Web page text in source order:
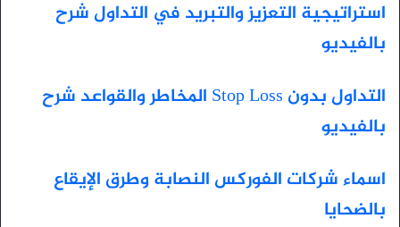
استراتيجية التعزيز والتبريد في التداول شرح
بالفيديو
التداول بدون Stop Loss المخاطر والقواعد شرح
بالفيديو
اسماء شركات الفوركس النصابة وطرق الإيقاع
بالضحايا